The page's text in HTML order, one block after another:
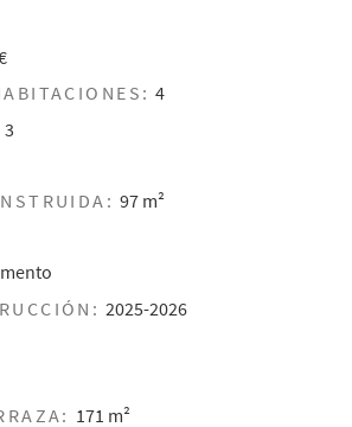
4
3
97 m²
2025-2026
171 m²